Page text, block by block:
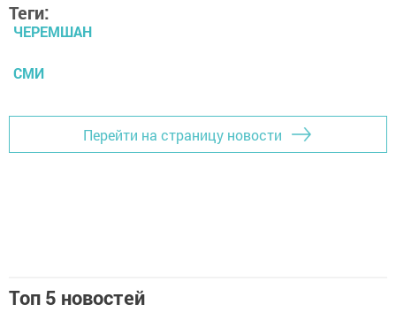
Теги:
ЧЕРЕМШАН
СМИ
Перейти на страницу новости
Топ 5 новостей